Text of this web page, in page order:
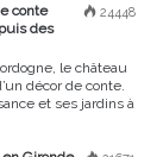
24448
conte
des
le château
décor de conte.
et ses jardins à